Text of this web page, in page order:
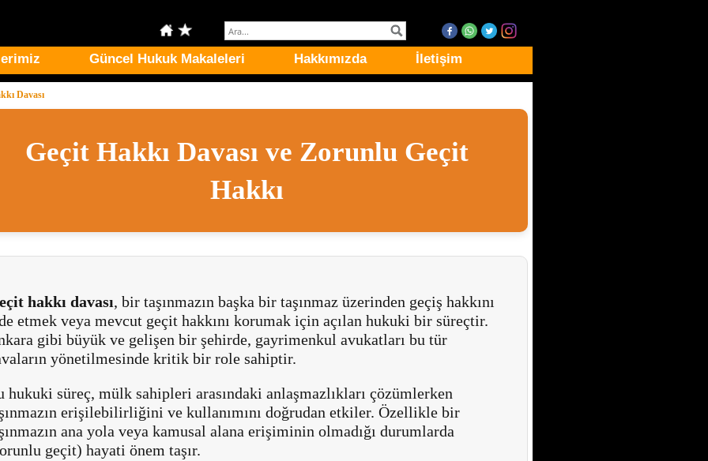
Güncel Hukuk Makaleleri Hakkımızda İletişim
Davası
Geçit Hakkı Davası ve Zorunlu Geçit
Hakkı
hakkı davası, bir taşınmazın başka bir taşınmaz üzerinden geçiş hakkını
etmek veya mevcut geçit hakkını korumak için açılan hukuki bir süreçtir.
gibi büyük ve gelişen bir şehirde, gayrimenkul avukatları bu tür
yönetilmesinde kritik bir role sahiptir.
hukuki süreç, mülk sahipleri arasındaki anlaşmazlıkları çözümlerken
erişilebilirliğini ve kullanımını doğrudan etkiler. Özellikle bir
ana yola veya kamusal alana erişiminin olmadığı durumlarda
geçit) hayati önem taşır.